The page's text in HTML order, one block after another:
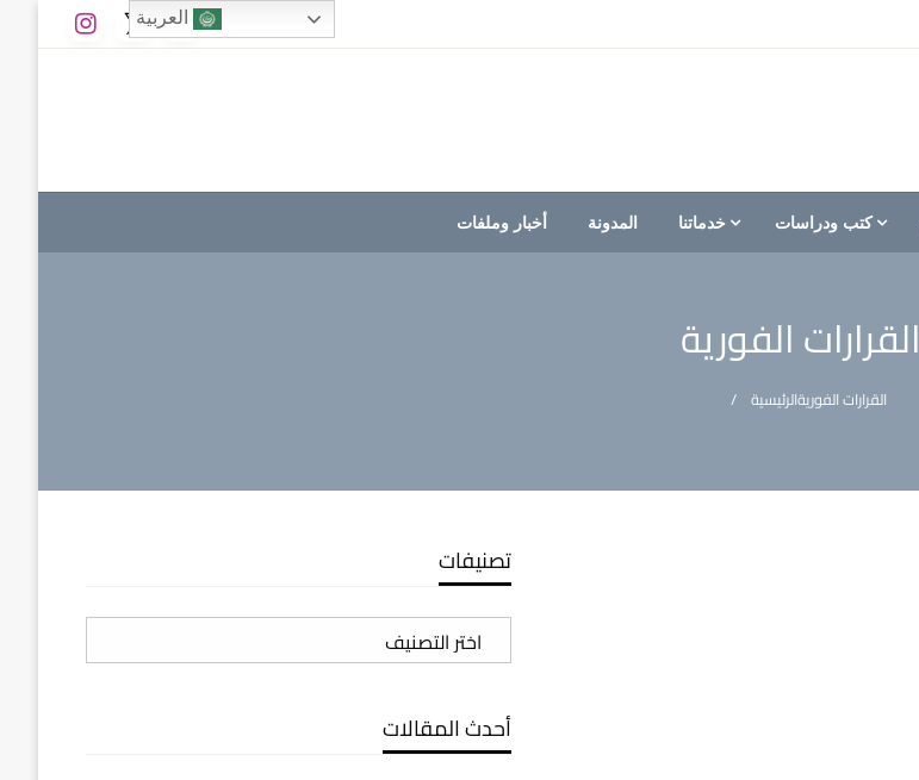
كتب ودراسات خدماتنا المدونة أخبار وملفات
القرارات الفورية
الرئيسيةالقرارات الفورية
تصنيفات
تصنيفات
أحدث المقالات
العربية